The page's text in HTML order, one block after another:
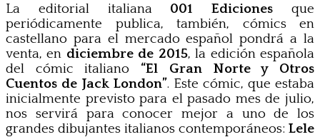
La editorial italiana 001 Ediciones que
periódicamente publica, también, cómics en
castellano para el mercado español pondrá a la
venta, en diciembre de 2015, la edición española
del cómic italiano “El Gran Norte y Otros
Cuentos de Jack London”. Este cómic, que estaba
inicialmente previsto para el pasado mes de julio,
nos servirá para conocer mejor a uno de los
grandes dibujantes italianos contemporáneos: Lele